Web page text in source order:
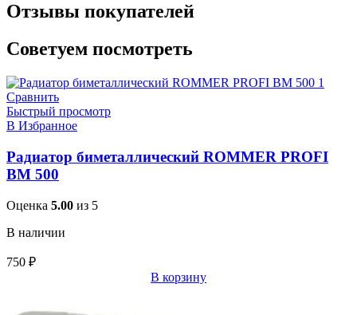
Отзывы покупателей
Советуем посмотреть
Сравнить
Быстрый просмотр
В Избранное
Радиатор биметаллический ROMMER PROFI
BM 500
Оценка 5.00 из 5
В наличии
750 ₽
В корзину